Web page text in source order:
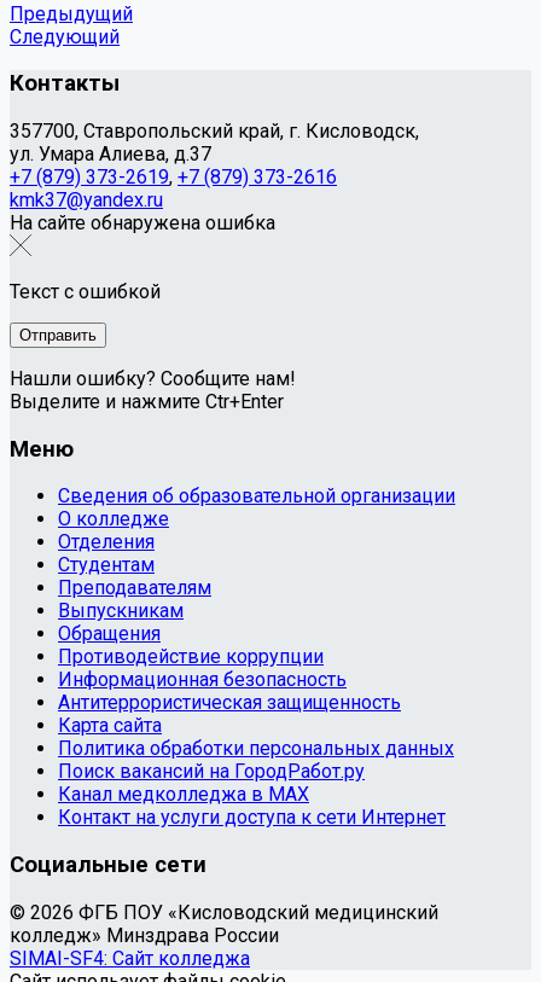
Предыдущий
Следующий
Контакты
357700, Ставропольский край, г. Кисловодск,
ул. Умара Алиева, д.37
+7 (879) 373-2619, +7 (879) 373-2616
kmk37@yandex.ru
На сайте обнаружена ошибка
Текст с ошибкой
Нашли ошибку? Сообщите нам!
Выделите и нажмите Ctr+Enter
Меню
Сведения об образовательной организации
О колледже
Отделения
Студентам
Преподавателям
Выпускникам
Обращения
Противодействие коррупции
Информационная безопасность
Антитеррористическая защищенность
Карта сайта
Политика обработки персональных данных
Поиск вакансий на ГородРабот.ру
Канал медколледжа в MAX
Контакт на услуги доступа к сети Интернет
Социальные сети
© 2026 ФГБ ПОУ «Кисловодский медицинский
колледж» Минздрава России
SIMAI-SF4: Сайт колледжа